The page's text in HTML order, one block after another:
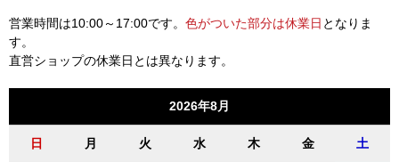
営業時間は10:00～17:00です。 色がついた部分は休業日 となりま
す。
直営ショップの休業日とは異なります。
2026年8月
日 月 火 水 木 金 土